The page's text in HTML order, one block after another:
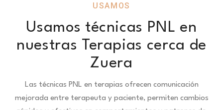
USAMOS
Usamos técnicas PNL en
nuestras Terapias cerca de
Zuera
Las técnicas PNL en terapias ofrecen comunicación
mejorada entre terapeuta y paciente, permiten cambios